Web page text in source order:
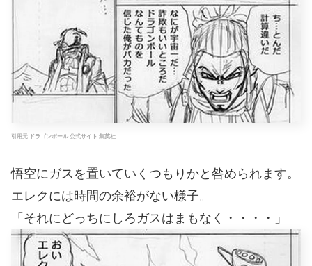
引用元 ドラゴンボール 公式サイト 集英社
悟空にガスを置いていくつもりかと咎められます。
エレクには時間の余裕がない様子。
「それにどっちにしろガスはまもなく・・・・」